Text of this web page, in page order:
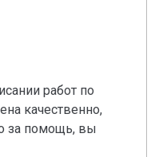
работ по
качественно,
за помощь, вы